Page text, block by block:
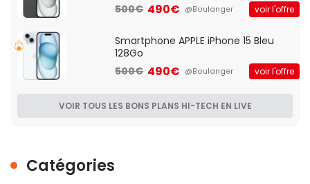
500€ 490€ @Boulanger voir l'offre
Smartphone APPLE iPhone 15 Bleu
128Go
500€ 490€ @Boulanger voir l'offre
VOIR TOUS LES BONS PLANS HI-TECH EN LIVE
Catégories